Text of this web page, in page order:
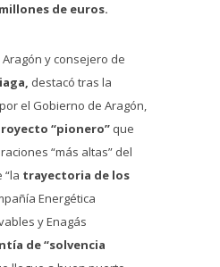
de euros.
y consejero de
destacó tras la
el Gobierno de Aragón,
“pionero” que
“más altas” del
“la trayectoria de los
Energética
y Enagás
de “solvencia